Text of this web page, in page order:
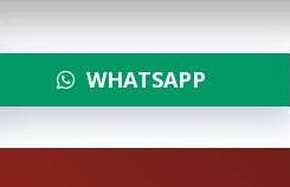
WHATSAPP